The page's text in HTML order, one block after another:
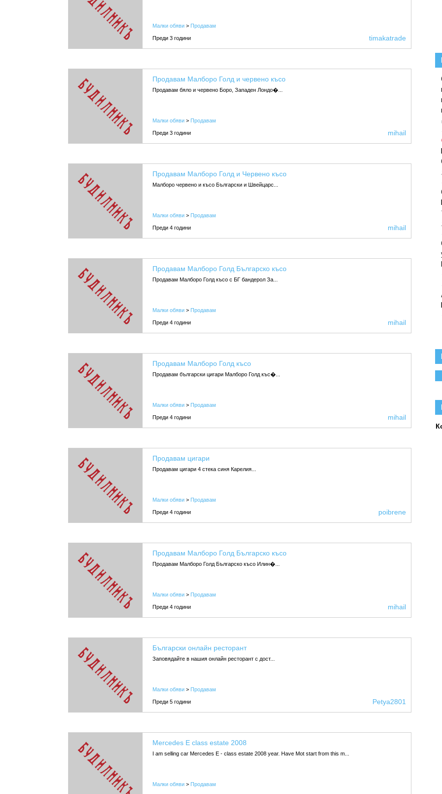
Малки обяви> Продавам
Преди 3 години timakatrade
Продавам Малборо Голд и червено късо
Продавам бяло и червено Боро, Западен Лондо�...
Малки обяви> Продавам
Преди 3 години mihail
Продавам Малборо Голд и Червено късо
Малборо червено и късо Български и Швейцарс...
Малки обяви> Продавам
Преди 4 години mihail
Продавам Малборо Голд Българско късо
Продавам Малборо Голд късо с БГ бандерол За...
Малки обяви> Продавам
Преди 4 години mihail
Продавам Малборо Голд късо
Продавам български цигари Малборо Голд къс�...
Малки обяви> Продавам
Преди 4 години mihail
Продавам цигари
Продавам цигари 4 стека синя Карелия...
Малки обяви> Продавам
Преди 4 години poibrene
Продавам Малборо Голд Българско късо
Продавам Малборо Голд Българско късо Илин�...
Малки обяви> Продавам
Преди 4 години mihail
Български онлайн ресторант
Заповядайте в нашия онлайн ресторант с дост...
Малки обяви> Продавам
Преди 5 години Petya2801
Mercedes E class estate 2008
I am selling car Mercedes E - class estate 2008 year. Have Mot start from this m...
Малки обяви> Продавам